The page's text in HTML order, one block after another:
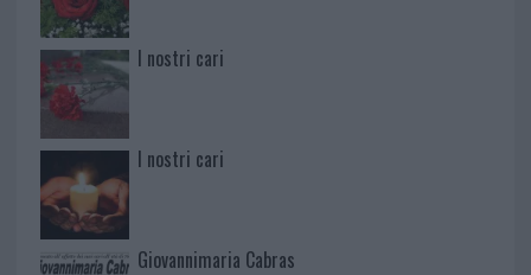
I nostri cari
I nostri cari
Giovannimaria Cabras